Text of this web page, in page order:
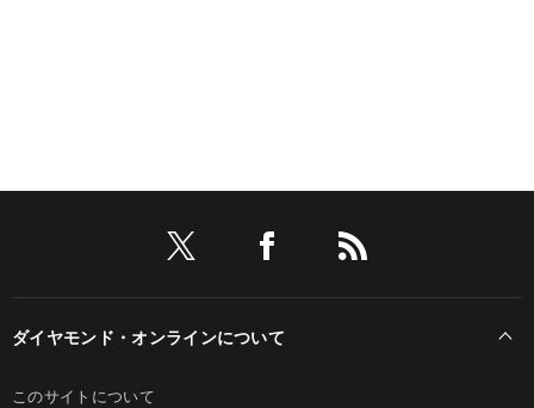
ダイヤモンド・オンラインについて
このサイトについて